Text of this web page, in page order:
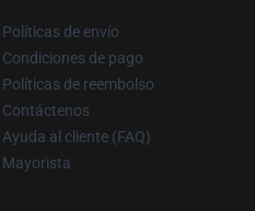
Políticas de envío
Condiciones de pago
Políticas de reembolso
Contáctenos
Ayuda al cliente (FAQ)
Mayorista